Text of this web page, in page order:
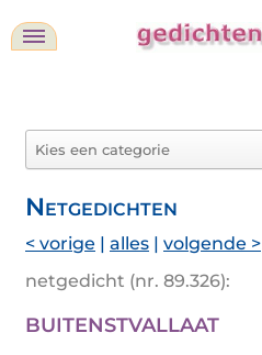
Netgedichten
< vorige | alles | volgende >
netgedicht (nr. 89.326):
BUITENSTVALLAAT